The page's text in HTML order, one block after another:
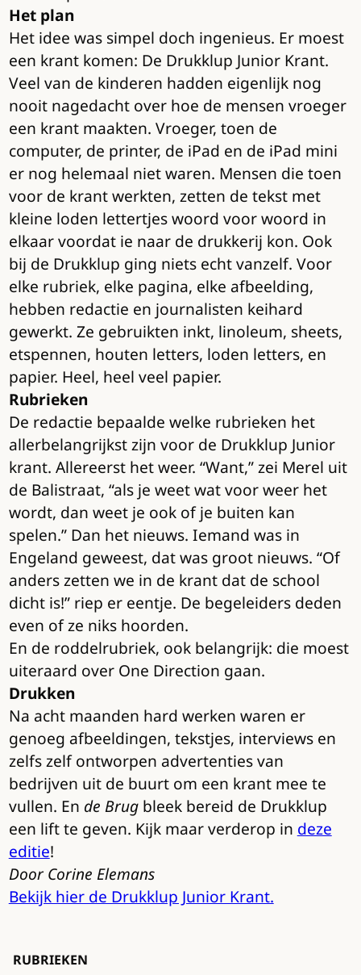
Het plan
Het idee was simpel doch ingenieus. Er moest
een krant komen: De Drukklup Junior Krant.
Veel van de kinderen hadden eigenlijk nog
nooit nagedacht over hoe de mensen vroeger
een krant maakten. Vroeger, toen de
computer, de printer, de iPad en de iPad mini
er nog helemaal niet waren. Mensen die toen
voor de krant werkten, zetten de tekst met
kleine loden lettertjes woord voor woord in
elkaar voordat ie naar de drukkerij kon. Ook
bij de Drukklup ging niets echt vanzelf. Voor
elke rubriek, elke pagina, elke afbeelding,
hebben redactie en journalisten keihard
gewerkt. Ze gebruikten inkt, linoleum, sheets,
etspennen, houten letters, loden letters, en
papier. Heel, heel veel papier.
Rubrieken
De redactie bepaalde welke rubrieken het
allerbelangrijkst zijn voor de Drukklup Junior
krant. Allereerst het weer. “Want,” zei Merel uit
de Balistraat, “als je weet wat voor weer het
wordt, dan weet je ook of je buiten kan
spelen.” Dan het nieuws. Iemand was in
Engeland geweest, dat was groot nieuws. “Of
anders zetten we in de krant dat de school
dicht is!” riep er eentje. De begeleiders deden
even of ze niks hoorden.
En de roddelrubriek, ook belangrijk: die moest
uiteraard over One Direction gaan.
Drukken
Na acht maanden hard werken waren er
genoeg afbeeldingen, tekstjes, interviews en
zelfs zelf ontworpen advertenties van
bedrijven uit de buurt om een krant mee te
vullen. En de Brugbleek bereid de Drukklup
een lift te geven. Kijk maar verderop in deze
editie!
Door Corine Elemans
Bekijk hier de Drukklup Junior Krant.
RUBRIEKEN